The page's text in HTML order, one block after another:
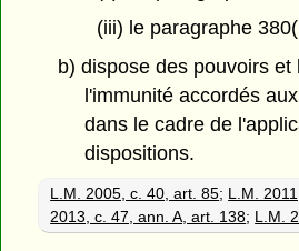
(iii) le paragraphe
b) dispose des pouvoirs et
l'immunité accordés
dans le cadre de
dispositions.
L.M. 2005, c. 40, art. 85; L.M.
2013, c. 47, ann. A, art. 138; L.M.